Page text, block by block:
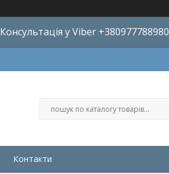
Консультація у Viber +380977788980
Контакти